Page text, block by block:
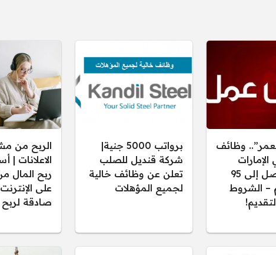
وظائف
برواتب تصل إلى 95
– الشروط
برواتب 5000 جنية|
شركة قنديل للصلب
تعلن عن وظائف خالية
لجميع المؤهلات
الربح من
الاعلانات
ربح المال
على
صادقة لربح